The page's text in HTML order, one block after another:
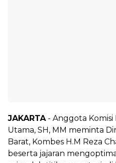
JAKARTA- Anggota Komisi
Utama, SH, MM meminta
Barat, Kombes H.M Reza
beserta jajaran